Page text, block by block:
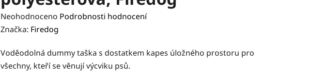
Průměrné
hodnocení
je
0,0
Neohodnoceno Podrobnosti hodnocení
Značka: Firedog
Voděodolná dummy taška s dostatkem kapes úložného prostoru pro
všechny, kteří se věnují výcviku psů.